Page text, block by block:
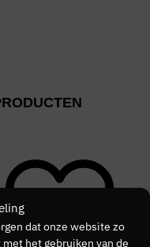
dat onze website zo
het gebruiken van de